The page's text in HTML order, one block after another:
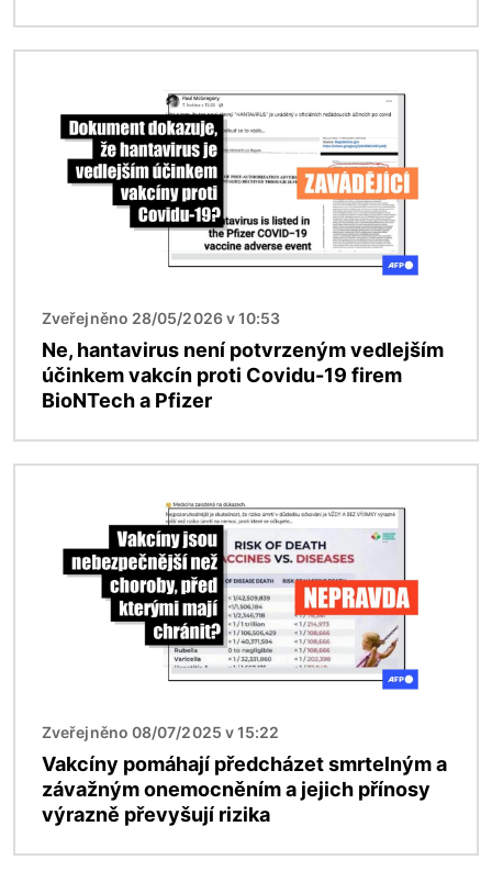
Zveřejněno 28/05/2026 v 10:53
Ne, hantavirus není potvrzeným vedlejším
účinkem vakcín proti Covidu-19 firem
BioNTech a Pfizer
Zveřejněno 08/07/2025 v 15:22
Vakcíny pomáhají předcházet smrtelným a
závažným onemocněním a jejich přínosy
výrazně převyšují rizika